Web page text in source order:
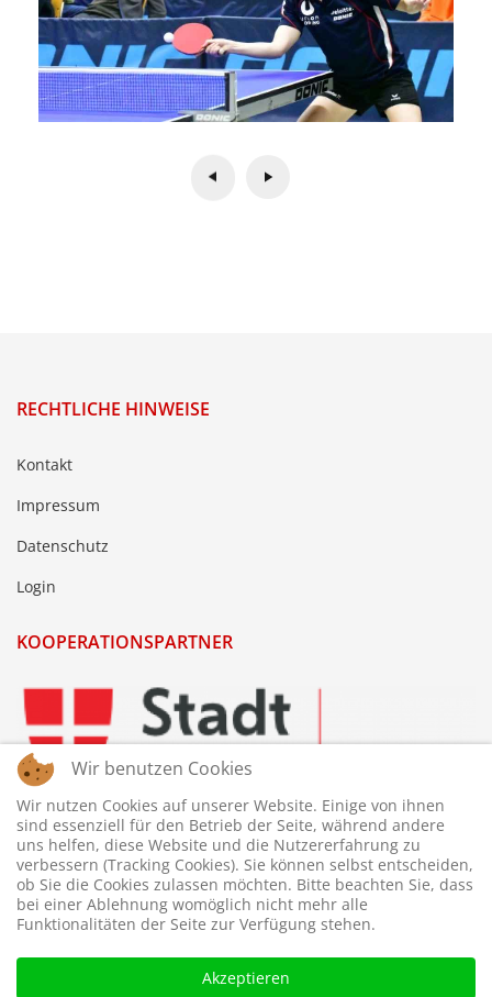
RECHTLICHE HINWEISE
Kontakt
Impressum
Datenschutz
Login
KOOPERATIONSPARTNER
Wir benutzen Cookies
Wir nutzen Cookies auf unserer Website. Einige von ihnen
sind essenziell für den Betrieb der Seite, während andere
uns helfen, diese Website und die Nutzererfahrung zu
verbessern (Tracking Cookies). Sie können selbst entscheiden,
ob Sie die Cookies zulassen möchten. Bitte beachten Sie, dass
bei einer Ablehnung womöglich nicht mehr alle
Funktionalitäten der Seite zur Verfügung stehen.
Akzeptieren